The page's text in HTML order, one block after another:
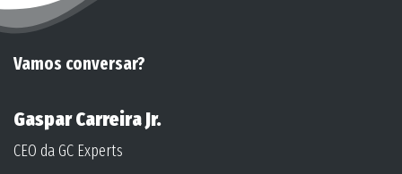
Vamos conversar?
Gaspar Carreira Jr.
CEO da GC Experts